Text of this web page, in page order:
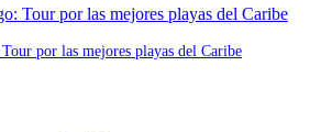
por las mejores playas del Caribe